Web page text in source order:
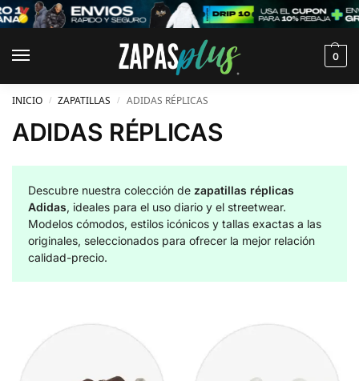
0
INICIO / ZAPATILLAS / ADIDAS RÉPLICAS
ADIDAS RÉPLICAS
Descubre nuestra colección de zapatillas réplicas
Adidas, ideales para el uso diario y el streetwear.
Modelos cómodos, estilos icónicos y tallas exactas a las
originales, seleccionados para ofrecer la mejor relación
calidad-precio.